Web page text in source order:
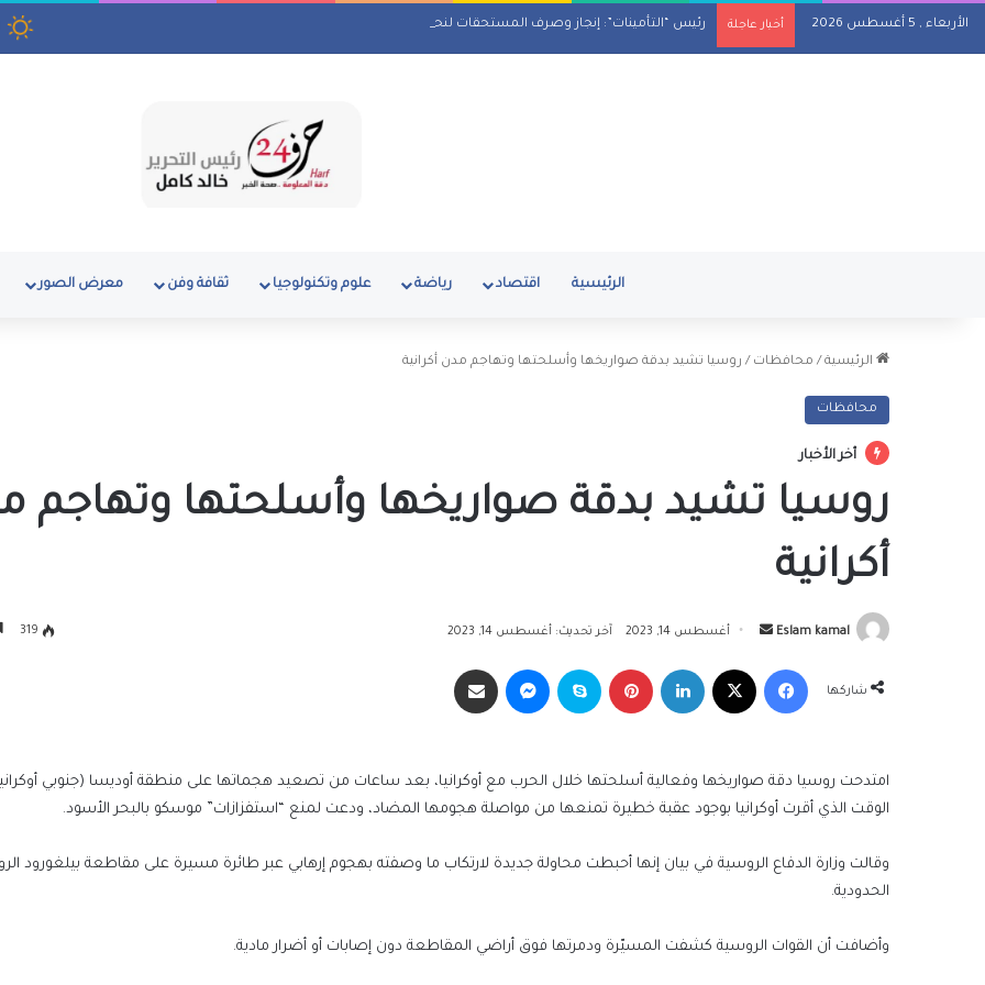
الأربعاء , 5 أغسطس 2026 أخبار عاجلة رئيس “التأمينات”: إنجاز وصرف المستحقات لنحو 92% من الملفات المتأخرة
الرئيسية اقتصاد رياضة علوم وتكنولوجيا ثقافة وفن معرض الصور
الرئيسية / محافظات / روسيا تشيد بدقة صواريخها وأسلحتها وتهاجم مدن أكرانية
محافظات
أخر الأخبار
روسيا تشيد بدقة صواريخها وأسلحتها وتهاجم
أكرانية
Eslam kamal
أرسل
إلكترونيا
أغسطس 14, 2023 آخر تحديث: أغسطس 14, 2023 319
شاركها
فيسبوك لينكدإن بينتيريست سكايب ماسنجر
امتدحت روسيا دقة صواريخها وفعالية أسلحتها خلال الحرب مع أوكرانيا، بعد ساعات من تصعيد هجماتها على منطقة أوديسا (جنوبي
الوقت الذي أقرت أوكرانيا بوجود عقبة خطيرة تمنعها من مواصلة هجومها المضاد، ودعت لمنع “استفزازات” موسكو بالبحر الأسود.
وقالت وزارة الدفاع الروسية في بيان إنها أحبطت محاولة جديدة لارتكاب ما وصفته بهجوم إرهابي عبر طائرة مسيرة على مقاطعة بيلغورود
الحدودية.
وأضافت أن القوات الروسية كشفت المسيّرة ودمرتها فوق أراضي المقاطعة دون إصابات أو أضرار مادية.